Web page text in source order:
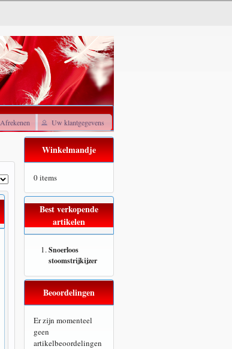
Afrekenen Uw klantgegevens
Winkelmandje
0 items
Best verkopende
artikelen
Snoerloos
stoomstrijkijzer
Beoordelingen
Er zijn momenteel
geen
artikelbeoordelingen